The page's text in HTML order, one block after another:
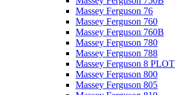
Massey Ferguson 76
Massey Ferguson 760
Massey Ferguson 760B
Massey Ferguson 780
Massey Ferguson 788
Massey Ferguson 8 PLOT
Massey Ferguson 800
Massey Ferguson 805